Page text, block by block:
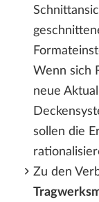
Wenn sich
neue
sollen die
Zu den